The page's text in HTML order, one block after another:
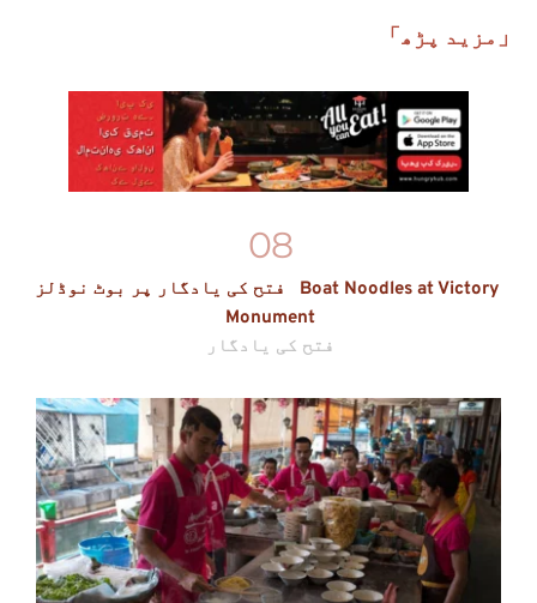
「مزید پڑھ」
08
فتح کی یادگار پر بوٹ نوڈلز   Boat Noodles at Victory
Monument
فتح کی یادگار